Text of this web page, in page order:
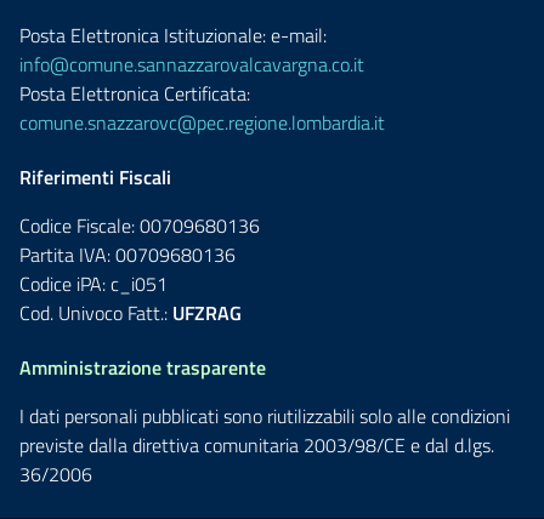
Posta Elettronica Istituzionale: e-mail:
info@comune.sannazzarovalcavargna.co.it
Posta Elettronica Certificata:
comune.snazzarovc@pec.regione.lombardia.it
Riferimenti Fiscali
Codice Fiscale: 00709680136
Partita IVA: 00709680136
Codice iPA: c_i051
Cod. Univoco Fatt.: UFZRAG
Amministrazione trasparente
I dati personali pubblicati sono riutilizzabili solo alle condizioni
previste dalla direttiva comunitaria 2003/98/CE e dal d.lgs.
36/2006